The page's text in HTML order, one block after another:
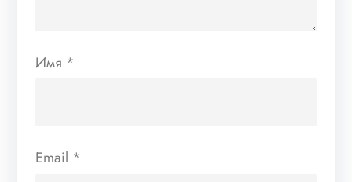
Имя *
Email *